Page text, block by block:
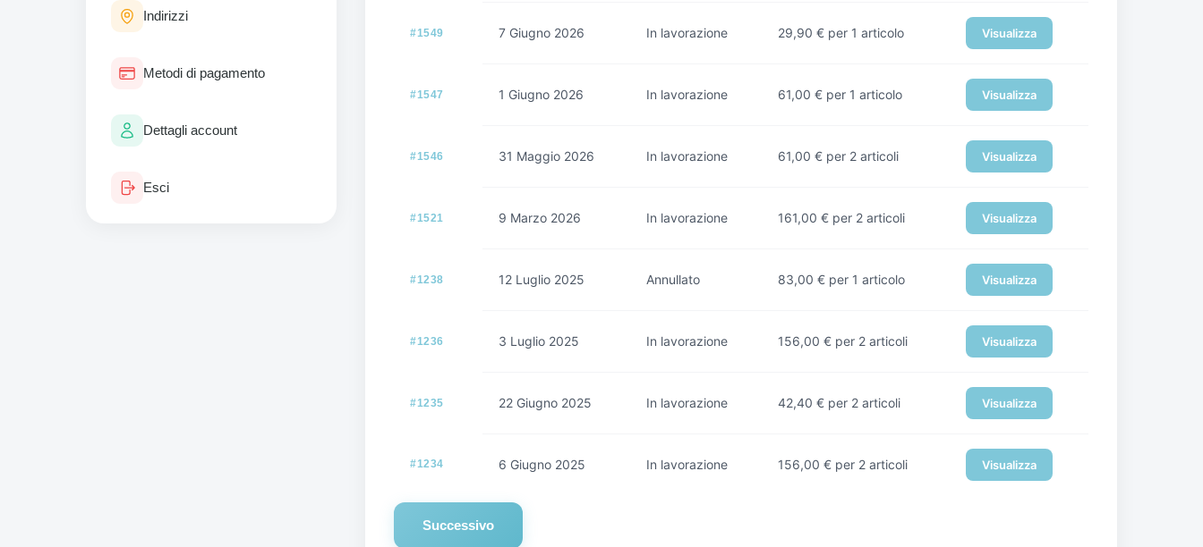
Indirizzi
Metodi di pagamento
Dettagli account
Esci
#1549 7 Giugno 2026 In lavorazione 29,90 € per 1 articolo Visualizza
#1547 1 Giugno 2026 In lavorazione 61,00 € per 1 articolo Visualizza
#1546 31 Maggio 2026 In lavorazione 61,00 € per 2 articoli Visualizza
#1521 9 Marzo 2026 In lavorazione 161,00 € per 2 articoli Visualizza
#1238 12 Luglio 2025 Annullato 83,00 € per 1 articolo Visualizza
#1236 3 Luglio 2025 In lavorazione 156,00 € per 2 articoli Visualizza
#1235 22 Giugno 2025 In lavorazione 42,40 € per 2 articoli Visualizza
#1234 6 Giugno 2025 In lavorazione 156,00 € per 2 articoli Visualizza
Successivo